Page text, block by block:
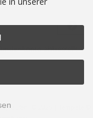
abbestellt
kaufen. © 2026 | Template ©